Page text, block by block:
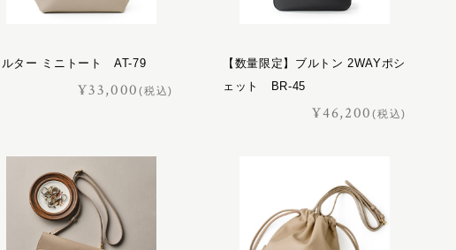
ルター ミニトート AT-79
¥33,000(税込)
【数量限定】ブルトン 2WAYポシ
ェット BR-45
¥46,200(税込)